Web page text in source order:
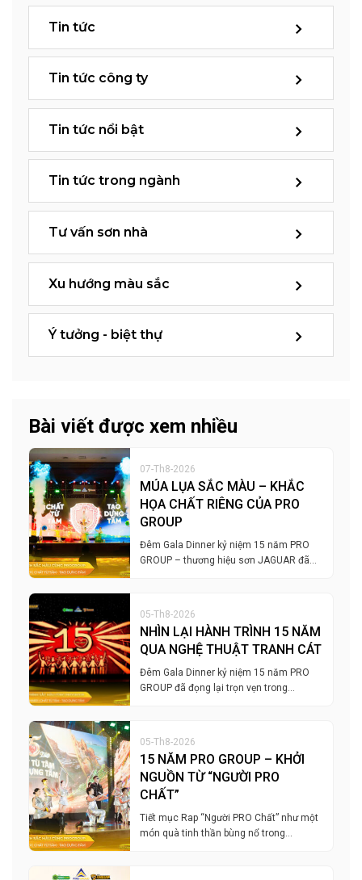
Tin tức
Tin tức công ty
Tin tức nổi bật
Tin tức trong ngành
Tư vấn sơn nhà
Xu hướng màu sắc
Ý tưởng - biệt thự
Bài viết được xem nhiều
07-Th8-2026
MÚA LỤA SẮC MÀU – KHẮC
HỌA CHẤT RIÊNG CỦA PRO
GROUP
Đêm Gala Dinner kỷ niệm 15 năm PRO
GROUP – thương hiệu sơn JAGUAR đã…
05-Th8-2026
NHÌN LẠI HÀNH TRÌNH 15 NĂM
QUA NGHỆ THUẬT TRANH CÁT
Đêm Gala Dinner kỷ niệm 15 năm PRO
GROUP đã đọng lại trọn vẹn trong…
05-Th8-2026
15 NĂM PRO GROUP – KHỞI
NGUỒN TỪ “NGƯỜI PRO
CHẤT”
Tiết mục Rap “Người PRO Chất” như một
món quà tinh thần bùng nổ trong…